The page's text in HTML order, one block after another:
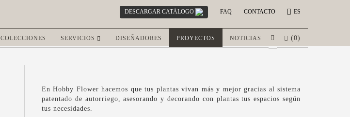
DESCARGAR CATÁLOGO FAQ CONTACTO ES
COLECCIONES SERVICIOS DISEÑADORES PROYECTOS NOTICIAS (0)
En Hobby Flower hacemos que tus plantas vivan más y mejor gracias al sistema
patentado de autorriego, asesorando y decorando con plantas tus espacios según
tus necesidades.